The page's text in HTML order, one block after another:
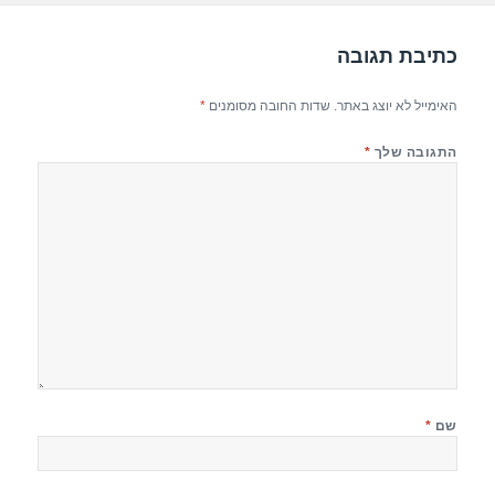
כתיבת תגובה
האימייל לא יוצג באתר. שדות החובה מסומנים*
התגובה שלך *
שם *